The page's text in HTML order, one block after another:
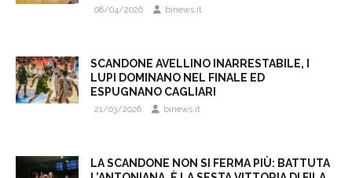
08/04/2026 binews.it
SCANDONE AVELLINO INARRESTABILE, I
LUPI DOMINANO NEL FINALE ED
ESPUGNANO CAGLIARI
21/03/2026 binews.it
LA SCANDONE NON SI FERMA PIÙ: BATTUTA